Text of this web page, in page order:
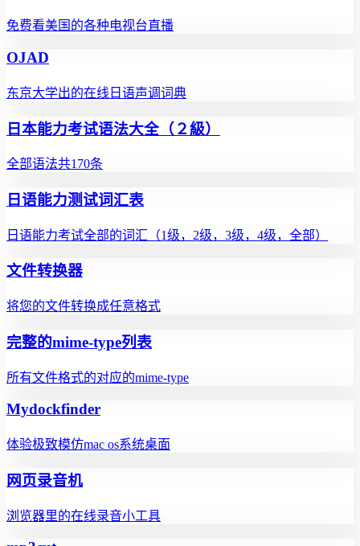
免费看美国的各种电视台直播
OJAD
东京大学出的在线日语声调词典
日本能力考试语法大全（２級）
全部语法共170条
日语能力测试词汇表
日语能力考试全部的词汇（1级，2级，3级，4级，全部）
文件转换器
将您的文件转换成任意格式
完整的mime-type列表
所有文件格式的对应的mime-type
Mydockfinder
体验极致模仿mac os系统桌面
网页录音机
浏览器里的在线录音小工具